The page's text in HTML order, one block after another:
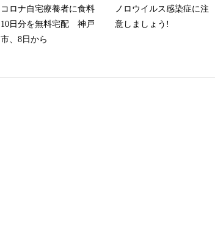
コロナ自宅療養者に食料
10日分を無料宅配 神戸
市、8日から
ノロウイルス感染症に注
意しましょう!